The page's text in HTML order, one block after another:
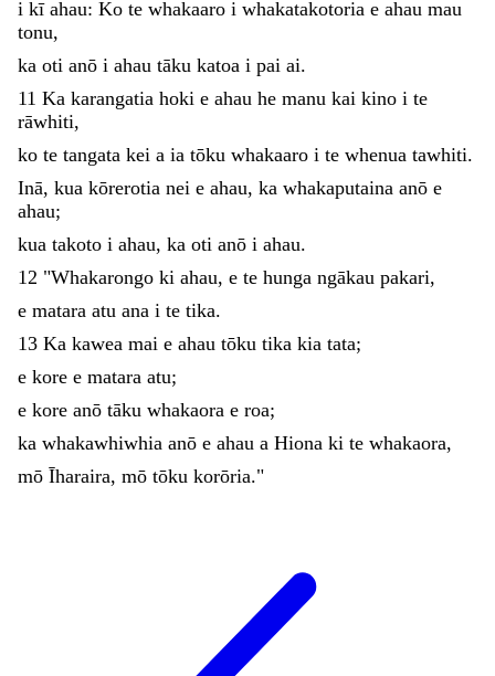
i kī ahau: Ko te whakaaro i whakatakotoria e ahau mau
tonu,
ka oti anō i ahau tāku katoa i pai ai.
11 Ka karangatia hoki e ahau he manu kai kino i te
rāwhiti,
ko te tangata kei a ia tōku whakaaro i te whenua tawhiti.
Inā, kua kōrerotia nei e ahau, ka whakaputaina anō e
ahau;
kua takoto i ahau, ka oti anō i ahau.
12 "Whakarongo ki ahau, e te hunga ngākau pakari,
e matara atu ana i te tika.
13 Ka kawea mai e ahau tōku tika kia tata;
e kore e matara atu;
e kore anō tāku whakaora e roa;
ka whakawhiwhia anō e ahau a Hiona ki te whakaora,
mō Īharaira, mō tōku korōria."